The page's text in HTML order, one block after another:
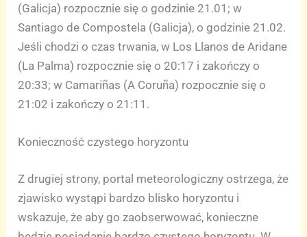
(Galicja) rozpocznie się o godzinie 21.01; w
Santiago de Compostela (Galicja), o godzinie 21.02.
Jeśli chodzi o czas trwania, w Los Llanos de Aridane
(La Palma) rozpocznie się o 20:17 i zakończy o
20:33; w Camariñas (A Coruña) rozpocznie się o
21:02 i zakończy o 21:11.
Konieczność czystego horyzontu
Z drugiej strony, portal meteorologiczny ostrzega, że
zjawisko wystąpi bardzo blisko horyzontu i
wskazuje, że aby go zaobserwować, konieczne